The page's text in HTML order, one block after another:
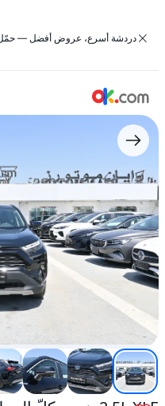
‏دردشة أسرع، عروض أفضل — حمّل
120,000
درهم
للبيع
2.5L
XLE
هجين
كلّ
العجلات
هجين
CVT
كلّ
العجلات
2025
راف4
تويوتا
مستعمل